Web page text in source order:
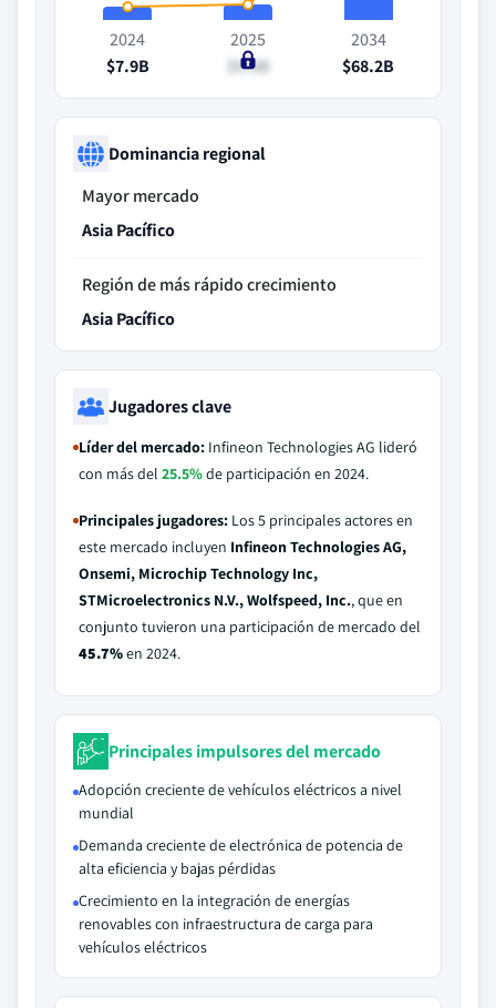
2024
$7.9B
2025
$9.8B
2034
$68.2B
Dominancia regional
Mayor mercado
Asia Pacífico
Región de más rápido crecimiento
Asia Pacífico
Jugadores clave
Líder del mercado: Infineon Technologies AG lideró
con más del 25.5%de participación en 2024.
Principales jugadores: Los 5 principales actores en
este mercado incluyen Infineon Technologies AG,
Onsemi, Microchip Technology Inc,
STMicroelectronics N.V., Wolfspeed, Inc., que en
conjunto tuvieron una participación de mercado del
45.7%en 2024.
Principales impulsores del mercado
Adopción creciente de vehículos eléctricos a nivel
mundial
Demanda creciente de electrónica de potencia de
alta eficiencia y bajas pérdidas
Crecimiento en la integración de energías
renovables con infraestructura de carga para
vehículos eléctricos